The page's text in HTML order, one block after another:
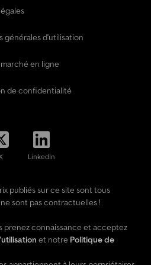
générales d'utilisation
en ligne
de confidentialité
LinkedIn
publiés sur ce site sont tous
sont pas contractuelles !
prenez connaissance et acceptez
et notre Politique de